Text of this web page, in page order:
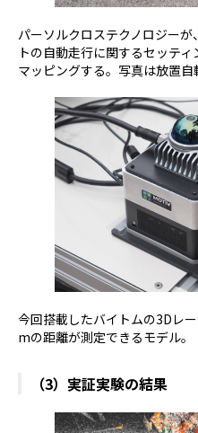
パーソルクロステクノロジー
トの自動走行に関するセッテ
マッピングする。写真は放置自
今回搭載したバイトムの3Dレ
mの距離が測定できるモデル。
（3）実証実験の結果